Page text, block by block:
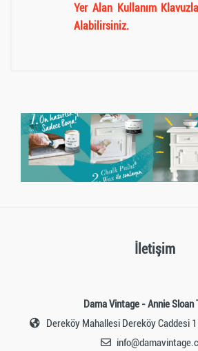
Yer Alan Kullanım
Alabilirsiniz.
giriş yapmalısınız.Giriş yapmak
İletişim
Dama Vintage - Annie Sloan
Dereköy Mahallesi Dereköy Caddesi